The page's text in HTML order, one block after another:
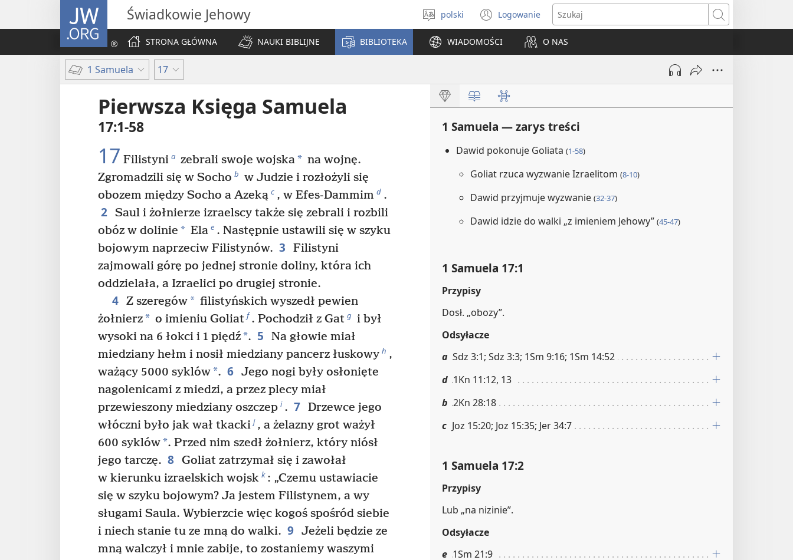
JW.ORG Świadkowie Jehowy
Wybór
języka
polski Logowanie
(opens
new
window)
Szukaj
STRONA GŁÓWNA
NAUKI BIBLIJNE BIBLIOTEKA WIADOMOŚCI O NAS
1 Samuela 17
Pierwsza Księga Samuela
17:1-58
17 Filistyni a zebrali swoje wojska* na wojnę.
Zgromadzili się w Socho b w Judzie i rozłożyli się
obozem między Socho a Azeką c , w Efes-Dammim d .
2 Saul i żołnierze izraelscy także się zebrali i rozbili
obóz w dolinie * Ela e . Następnie ustawili się w szyku
bojowym naprzeciw Filistynów. 3
Filistyni
zajmowali górę po jednej stronie doliny, która ich
oddzielała, a Izraelici po drugiej stronie.
4 Z szeregów* filistyńskich wyszedł pewien
żołnierz* o imieniu Goliat f . Pochodził z Gat g i był
wysoki na 6 łokci i 1 piędź*. 5
Na głowie miał
miedziany hełm i nosił miedziany pancerz łuskowy h ,
ważący 5000 syklów*. 6 Jego nogi były osłonięte
nagolenicami z miedzi, a przez plecy miał
przewieszony miedziany oszczep i . 7 Drzewce jego
włóczni było jak wał tkacki j , a żelazny grot ważył
600 syklów*. Przed nim szedł żołnierz, który niósł
jego tarczę. 8 Goliat zatrzymał się i zawołał
w kierunku izraelskich wojsk k : „Czemu ustawiacie
się w szyku bojowym? Ja jestem Filistynem, a wy
sługami Saula. Wybierzcie więc kogoś spośród siebie
i niech stanie tu ze mną do walki. 9 Jeżeli będzie ze
mną walczył i mnie zabije, to zostaniemy waszymi
1 Samuela — zarys treści
Dawid pokonuje Goliata (1-58)
Goliat rzuca wyzwanie Izraelitom (8-10)
Dawid przyjmuje wyzwanie (32-37)
Dawid idzie do walki „z imieniem Jehowy” (45-47)
1 Samuela 17:1
Przypisy
Dosł. „obozy”.
Odsyłacze
a Sdz 3:1; Sdz 3:3; 1Sm 9:16; 1Sm 14:52
d 1Kn 11:12, 13
b 2Kn 28:18
c Joz 15:20; Joz 15:35; Jer 34:7
1 Samuela 17:2
Przypisy
Lub „na nizinie”.
Odsyłacze
e 1Sm 21:9